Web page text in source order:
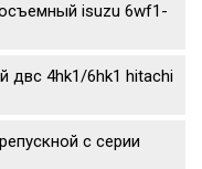
isuzu 6wf1-
двс 4hk1/6hk1 hitachi
с серии